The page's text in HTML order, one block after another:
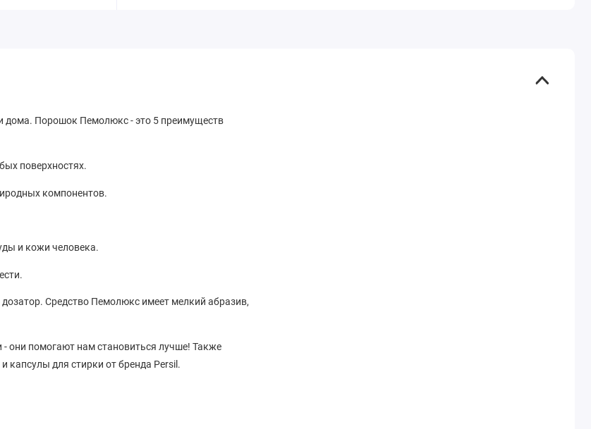
дома. Порошок Пемолюкс - это 5 преимуществ
поверхностях.
компонентов.
и кожи человека.
Средство Пемолюкс имеет мелкий абразив,
они помогают нам становиться лучше! Также
капсулы для стирки от бренда Persil.